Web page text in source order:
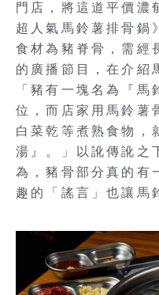
門店，將這道平價濃
超人氣馬鈴薯排骨鍋
食材為豬脊骨，需經
的廣播節目，在介紹
「豬有一塊名為『
位，而店家用馬鈴薯
白菜乾等煮熟食物，
湯』。」以訛傳訛之
為，豬骨部分真的有
趣的「謠言」也讓馬